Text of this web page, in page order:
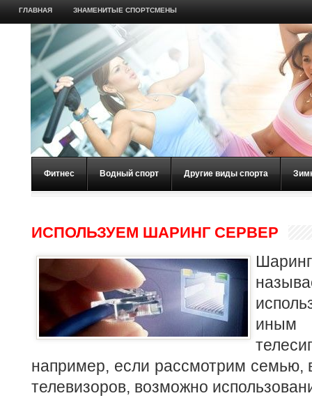
ГЛАВНАЯ ЗНАМЕНИТЫЕ СПОРТСМЕНЫ
Фитнес Водный спорт Другие виды спорта
ИСПОЛЬЗУЕМ ШАРИНГ СЕРВЕР
иным
например, если рассмотрим семью,
телевизоров, возможно